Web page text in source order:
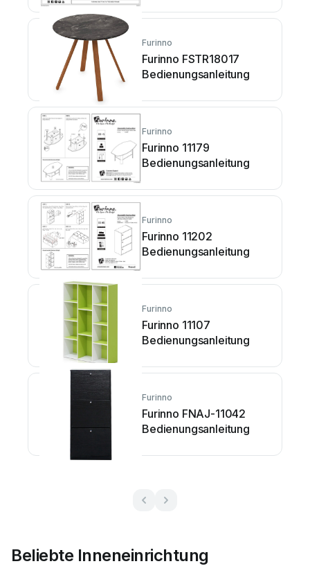
Furinno
Furinno FSTR18017
Bedienungsanleitung
Furinno
Furinno 11179
Bedienungsanleitung
Furinno
Furinno 11202
Bedienungsanleitung
Furinno
Furinno 11107
Bedienungsanleitung
Furinno
Furinno FNAJ-11042
Bedienungsanleitung
Beliebte Inneneinrichtung